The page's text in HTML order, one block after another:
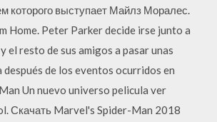
которого выступает Майлз Моралес.
Home. Peter Parker decide irse junto a
el resto de sus amigos a pasar unas
después de los eventos ocurridos en
Un nuevo universo pelicula ver
Скачать Marvel's Spider-Man 2018